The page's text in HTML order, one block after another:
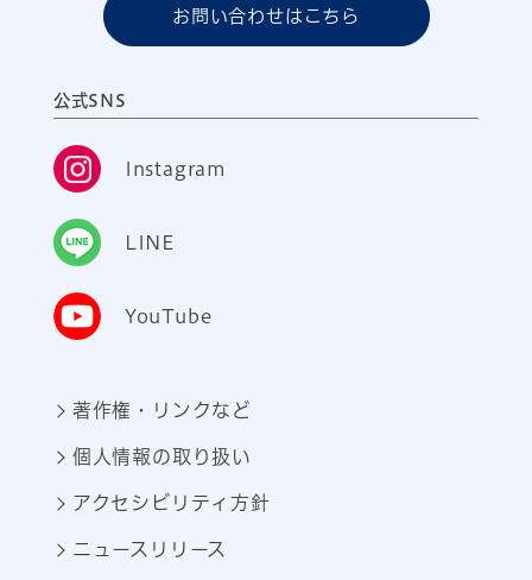
お問い合わせはこちら
公式SNS
Instagram
LINE
YouTube
著作権・リンクなど
個人情報の取り扱い
アクセシビリティ方針
ニュースリリース